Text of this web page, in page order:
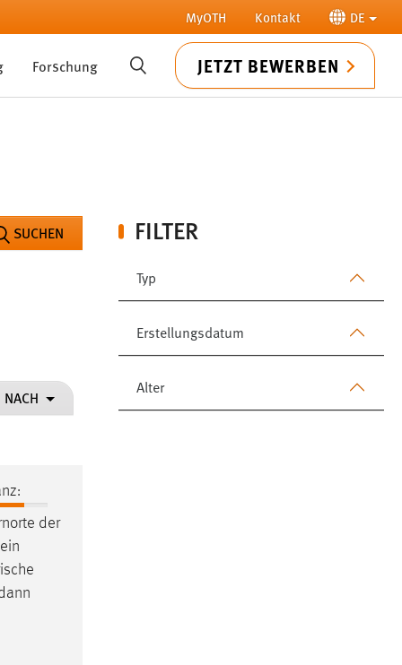
MyOTH Kontakt DE
Forschung SUCHE JETZT BEWERBEN
FILTER
Typ
Erstellungsdatum
Alter
SUCHEN
NACH
der